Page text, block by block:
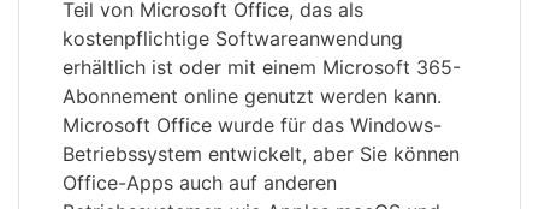
Teil von Microsoft Office, das als
kostenpflichtige Softwareanwendung
erhältlich ist oder mit einem Microsoft 365-
Abonnement online genutzt werden kann.
Microsoft Office wurde für das Windows-
Betriebssystem entwickelt, aber Sie können
Office-Apps auch auf anderen